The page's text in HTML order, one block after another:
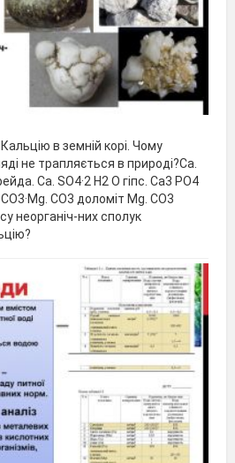
в земній корі. Чому
не трапляється в природі?Ca.
Ca. SO4·2 H2 O гіпс. Ca3 PO4
CO3 доломіт Mg. CO3
неорганіч-них сполук